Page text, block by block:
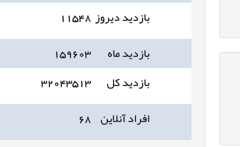
بازدید دیروز۱۱۵۴۸
بازدید ماه
۱۵۹۶۰۳
بازدید کل
۳۲۰۴۳۵۱۳
افراد آنلاین ۶۸